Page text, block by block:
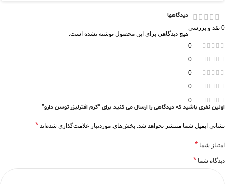
0 نقد و بررسی
0
0
0
0
0
دیدگاهها
هیچ دیدگاهی برای این محصول نوشته نشده است.
اولین نفری باشید که دیدگاهی را ارسال می کنید برای “کرم افترلیزر توسن دارو”
نشانی ایمیل شما منتشر نخواهد شد. بخش‌های موردنیاز علامت‌گذاری شده‌اند *
امتیاز شما *
دیدگاه شما *